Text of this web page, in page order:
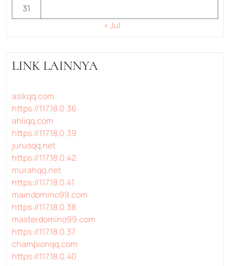
31
« Jul
LINK LAINNYA
asikqq.com
https://117.18.0.36
ahliqq.com
https://117.18.0.39
jurusqq.net
https://117.18.0.42
murahqq.net
https://117.18.0.41
maindomino99.com
https://117.18.0.38
masterdomino99.com
https://117.18.0.37
championqq.com
https://117.18.0.40